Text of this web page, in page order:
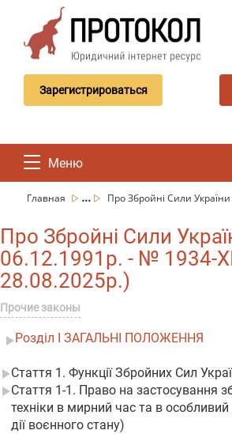
Зарегистрироваться
Меню
Главная ... Про Збройні Сили України
Про Збройні Сили
06.12.1991р. - № 1934-
28.08.2025р.)
Прочие законы
Розділ I ЗАГАЛЬНІ ПОЛОЖЕННЯ
Стаття 1. Функції Збройних Сил
Стаття 1-1. Право на застосування
техніки в мирний час та в особливий
дії воєнного стану)